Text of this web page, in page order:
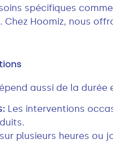
spécifiques
Chez Hoomiz, nous
aussi de la
Les interventions
plusieurs heures